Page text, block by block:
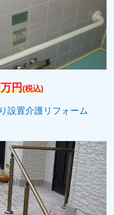
円(税込)
設置介護リフォーム